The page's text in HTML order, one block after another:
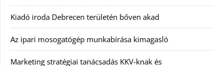
Kiadó iroda Debrecen területén bőven akad
Az ipari mosogatógép munkabírása kimagasló
Marketing stratégiai tanácsadás KKV-knak és